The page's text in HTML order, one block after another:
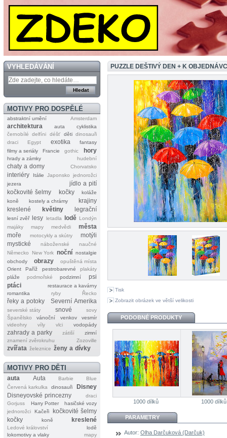
VYHLEDÁVÁNÍ
MOTIVY PRO DOSPĚLÉ
abstraktní umění Amsterdam
architektura auta
cyklistika
černobílé
delfíni déšť děti dinosauři
draci
Egypt exotika
fantasy
filmy a seriály
Francie gothic hory
hrady a zámky hudební
chaty a domy Chorvatsko
interiéry Itálie Japonsko
jednorožci
jezera
jídlo a pití
kočkovité šelmy
kočky
koláže
koně
kostely a chrámy
krajiny
kreslené
květiny legrační
lesní zvěř lesy letadla lodě Londýn
majáky
mapy medvědi
města
moře
motocykly a skútry
motýli
mystické
náboženské
naučné
Německo
New York noční nostalgie
obchody
obrazy
opuštěná místa
Orient
Paříž pestrobarevné
plakáty
pláže
podmořské podzimní
psi
ptáci
restaurace a kavárny
romantika
ryby Řecko
řeky a potoky Severní Amerika
severské státy snové
sovy
Španělsko
vánoční venkov
vesmír
videohry
víly vlci vodopády
zahrady a parky zátiší
zimní
znamení zvěrokruhu
Zozoville
zvířata železnice ženy a dívky
MOTIVY PRO DĚTI
auta Auta Barbie
Blue
Červená karkulka
dinosauři
Disney
Disneyovské princezny
draci
Gorjuss
Harry Potter
hasičské vozy
jednorožci
Kačeři
kočkovité šelmy
kočky
koně kreslené
Ledové království
lodě
lokomotivy a vlaky
mapy
PUZZLE DEŠTIVÝ DEN + K
Tisk
Zobrazit obrázek ve větší velikosti
PODOBNÉ PRODUKTY
1000 dílků 1000 dílků
PARAMETRY
Autor: Olha Darčuková (Darčuk)